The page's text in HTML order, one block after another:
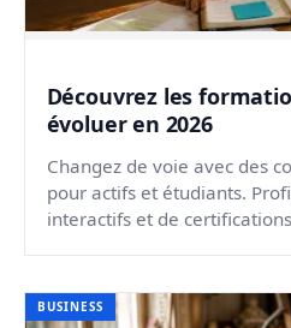
Découvrez les
évoluer en 2026
Changez de voie avec des
pour actifs et étudiants.
interactifs et de
BUSINESS